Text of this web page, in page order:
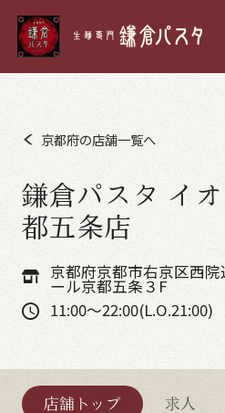
京都府の店舗一覧へ
鎌倉パスタ イ
都五条店
京都府京都市右京区西
ール京都五条３F
11:00～22:00(L.O.21:00)
店舗トップ 求人